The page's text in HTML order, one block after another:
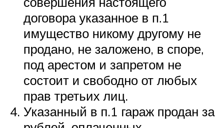
договора указанное в п.1
имущество никому другому не
продано, не заложено, в споре,
под арестом и запретом не
состоит и свободно от любых
прав третьих лиц.
Указанный в п.1 гараж продан за